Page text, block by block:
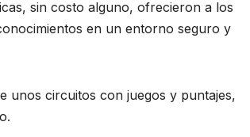
sin costo alguno, ofrecieron a los
en un entorno seguro y
unos circuitos con juegos y puntajes,